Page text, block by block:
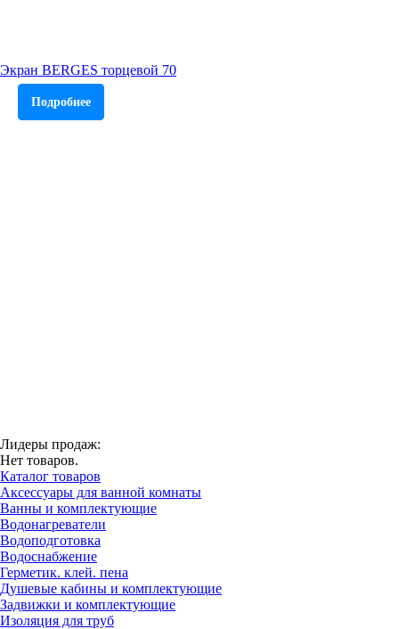
Экран BERGES торцевой 70
Подробнее
Лидеры продаж:
Нет товаров.
Каталог товаров
Аксессуары для ванной комнаты
Ванны и комплектующие
Водонагреватели
Водоподготовка
Водоснабжение
Герметик. клей. пена
Душевые кабины и комплектующие
Задвижки и комплектующие
Изоляция для труб